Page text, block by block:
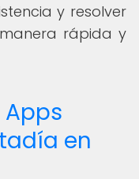
y resolver
rápida y
Apps
en